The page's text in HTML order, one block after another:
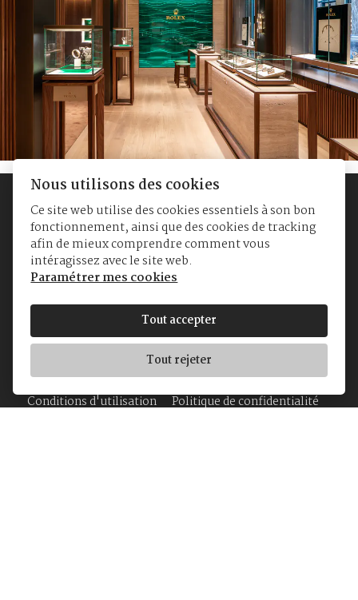
© Yvan's Jewellers
Galerie de la Reine 12-18
1000 Bruxelles
TVA BE0862 273 976
Conditions d'utilisation
Politique de confidentialité
Nous utilisons des cookies
Ce site web utilise des cookies essentiels à son bon
fonctionnement, ainsi que des cookies de tracking
afin de mieux comprendre comment vous
intéragissez avec le site web.
Paramétrer mes cookies
Tout accepter
Tout rejeter